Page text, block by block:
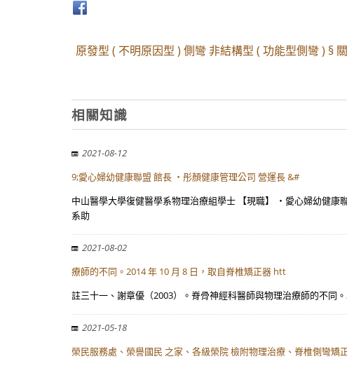
原發型 ( 不明原因型 ) 側彎 非結構型 ( 功能型側彎 ) §
相關知識
2021-08-12
9;愛心婦幼健康聯盟 館長 ・彤顏健康管理公司 營運長 &#
中山醫學大學復健醫學系物理治療組學士 【現職】 ・愛心婦幼健
系助
2021-08-02
療師的不同。2014 年 10 月 8 日，取自脊椎矯正器 htt
註三十一、謝章優（2003）。脊骨神經科醫師與物理治療師的不
2021-05-18
榮民服務處、榮譽國民 之家、各級榮院 檢附物理治療、脊椎側彎矯